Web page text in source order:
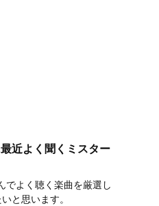
近よく聞くミスター
でよく聴く楽曲を厳選し
と思います。